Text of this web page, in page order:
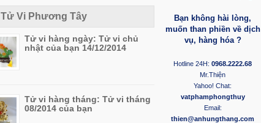
Tử Vi Phương Tây
Tử vi hàng ngày: Tử vi chủ
nhật của bạn 14/12/2014
Tử vi hàng tháng: Tử vi tháng
08/2014 của bạn
Bạn không hài lòng,
muốn than phiền về dịch
vụ, hàng hóa ?
Hotline 24H: 0968.2222.68
Mr.Thiện
Yahoo! Chat:
vatphamphongthuy
Email:
thien@anhungthang.com